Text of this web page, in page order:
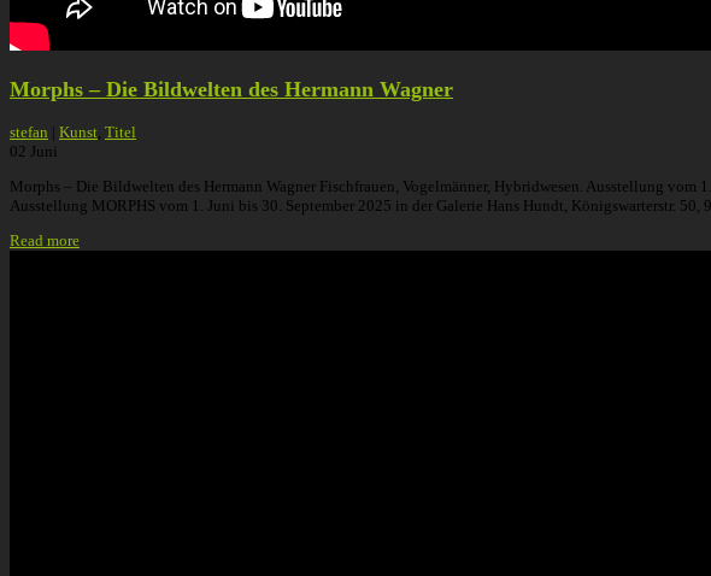
Morphs – Die Bildwelten des Hermann Wagner
stefan | Kunst, Titel
02 Juni
Morphs – Die Bildwelten des Hermann Wagner Fischfrauen, Vogelmänner, Hybridwesen. Ausstellung
Ausstellung MORPHS vom 1. Juni bis 30. September 2025 in der Galerie Hans Hundt, Königswarterstr.
Read more